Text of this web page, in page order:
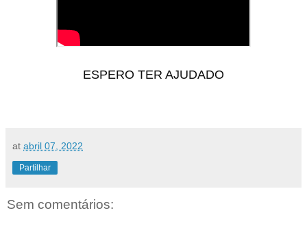
ESPERO TER AJUDADO
at abril 07, 2022
Partilhar
Sem comentários: